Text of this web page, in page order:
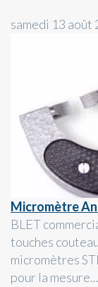
samedi 13 août
Micromètre
BLET
touches
micromètres
pour la mesure...